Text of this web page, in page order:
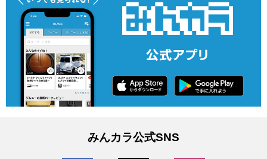
みんカラ公式SNS